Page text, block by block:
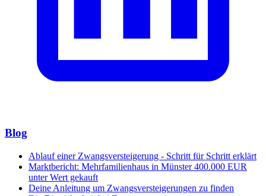
Blog
Ablauf einer Zwangsversteigerung - Schritt für Schritt erklärt
Marktbericht: Mehrfamilienhaus in Münster 400.000 EUR
unter Wert gekauft
Deine Anleitung um Zwangsversteigerungen zu finden